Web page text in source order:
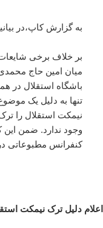
به گزارش کاپ،در
بر خلاف برخی
میان امین حاج
باشگاه استقلال در
تنها به دلیل یک
نیمکت استقلال را
وجود ندارد. ضمن
کنفرانس
اعلام دلیل ترک نیمکت